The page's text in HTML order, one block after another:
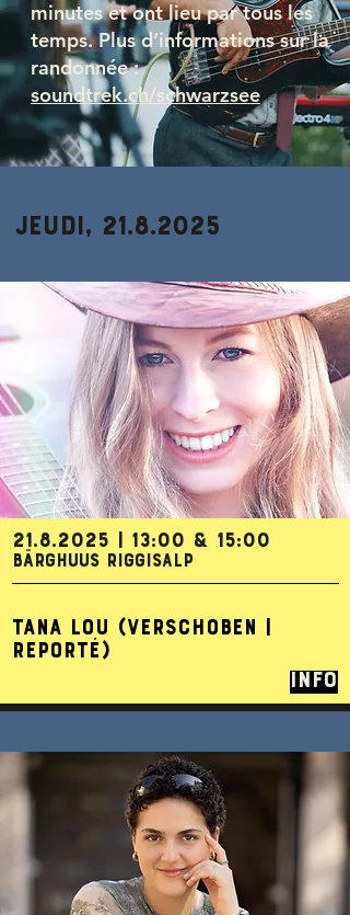
minuteset ont lieu par tous les
temps. Plus d’informations sur la
randonnée :
soundtrek.ch/schwarzsee
Jeudi, 21.8.2025
21.8.2025 | 13:00 & 15:00
BÄRGHUUS RIGGISALP
TANA LOU (VERSCHOBEN |
REPORTÉ)
Info